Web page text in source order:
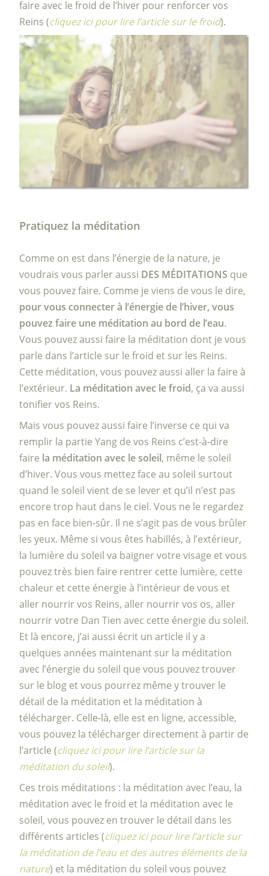
faire avec le froid de l’hiver pour renforcer vos
Reins (cliquez ici pour lire l’article sur le froid).
Pratiquez la méditation
Comme on est dans l’énergie de la nature, je
voudrais vous parler aussi DES MÉDITATIONS que
vous pouvez faire. Comme je viens de vous le dire,
pour vous connecter à l’énergie de l’hiver, vous
pouvez faire une méditation au bord de l’eau.
Vous pouvez aussi faire la méditation dont je vous
parle dans l’article sur le froid et sur les Reins.
Cette méditation, vous pouvez aussi aller la faire à
l’extérieur. La méditation avec le froid, ça va aussi
tonifier vos Reins.
Mais vous pouvez aussi faire l’inverse ce qui va
remplir la partie Yang de vos Reins c’est-à-dire
faire la méditation avec le soleil, même le soleil
d’hiver. Vous vous mettez face au soleil surtout
quand le soleil vient de se lever et qu’il n’est pas
encore trop haut dans le ciel. Vous ne le regardez
pas en face bien-sûr. Il ne s’agit pas de vous brûler
les yeux. Même si vous êtes habillés, à l’extérieur,
la lumière du soleil va baigner votre visage et vous
pouvez très bien faire rentrer cette lumière, cette
chaleur et cette énergie à l’intérieur de vous et
aller nourrir vos Reins, aller nourrir vos os, aller
nourrir votre Dan Tien avec cette énergie du soleil.
Et là encore, j’ai aussi écrit un article il y a
quelques années maintenant sur la méditation
avec l’énergie du soleil que vous pouvez trouver
sur le blog et vous pourrez même y trouver le
détail de la méditation et la méditation à
télécharger. Celle-là, elle est en ligne, accessible,
vous pouvez la télécharger directement à partir de
l’article (cliquez ici pour lire l’article sur la
méditation du soleil).
Ces trois méditations : la méditation avec l’eau, la
méditation avec le froid et la méditation avec le
soleil, vous pouvez en trouver le détail dans les
différents articles (cliquez ici pour lire l’article sur
la méditation de l’eau et des autres éléments de la
nature) et la méditation du soleil vous pouvez